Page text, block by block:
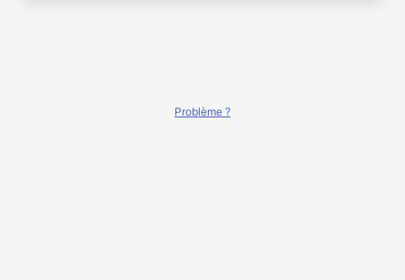
Problème ?